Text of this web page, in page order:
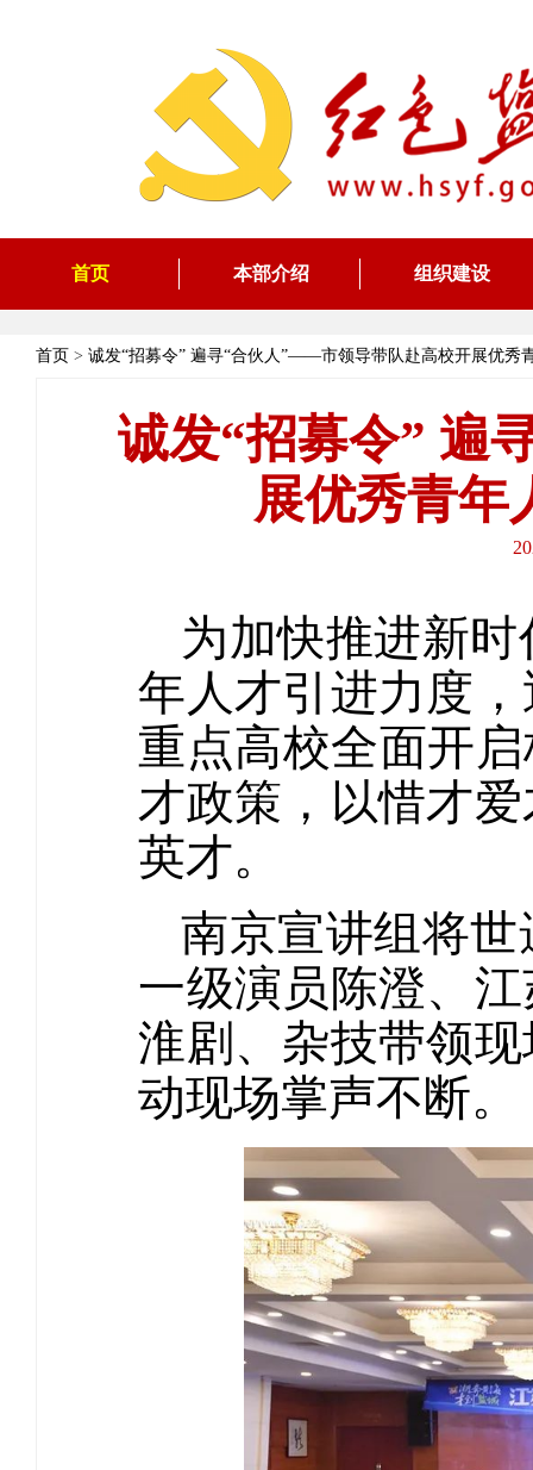
首页 本部介绍 组织建设
首页 > 诚发“招募令” 遍寻“合伙人”——市领导带队赴高校开展优秀
诚发“招募令” 遍
展优秀青年
为加快推进新
年人才引进力度
重点高校全面开
才政策，以惜才
英才。
南京宣讲组将
一级演员陈澄、
淮剧、杂技带领
动现场掌声不断。